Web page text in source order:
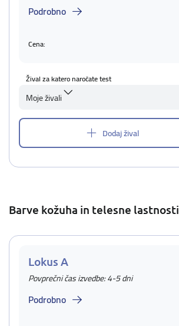
Podrobno
Cena:
Žival za katero naročate test
Moje živali
Dodaj žival
Barve kožuha in telesne lastnosti
Lokus A
Povprečni čas izvedbe: 4-5 dni
Podrobno